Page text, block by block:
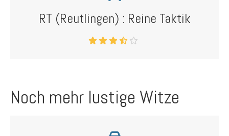
RT (Reutlingen) : Reine Taktik
Noch mehr lustige Witze